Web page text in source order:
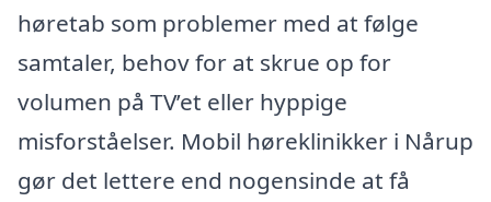
høretab som problemer med at følge
samtaler, behov for at skrue op for
volumen på TV’et eller hyppige
misforståelser. Mobil høreklinikker i Nårup
gør det lettere end nogensinde at få